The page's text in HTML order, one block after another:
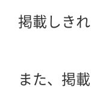
掲載しき
また、掲